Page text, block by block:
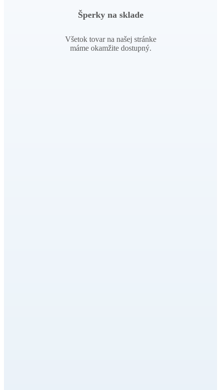
Šperky na sklade
Všetok tovar na našej stránke
máme okamžite dostupný.